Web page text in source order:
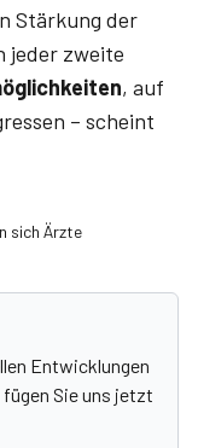
Stärkung der
jeder zweite
, auf
– scheint
sich Ärzte
Entwicklungen
Sie uns jetzt